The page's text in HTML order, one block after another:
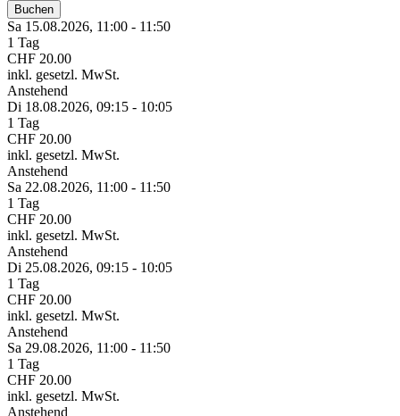
Buchen
Sa 15.08.2026, 11:00 - 11:50
1 Tag
CHF 20.00
inkl. gesetzl. MwSt.
Anstehend
Di 18.08.2026, 09:15 - 10:05
1 Tag
CHF 20.00
inkl. gesetzl. MwSt.
Anstehend
Sa 22.08.2026, 11:00 - 11:50
1 Tag
CHF 20.00
inkl. gesetzl. MwSt.
Anstehend
Di 25.08.2026, 09:15 - 10:05
1 Tag
CHF 20.00
inkl. gesetzl. MwSt.
Anstehend
Sa 29.08.2026, 11:00 - 11:50
1 Tag
CHF 20.00
inkl. gesetzl. MwSt.
Anstehend